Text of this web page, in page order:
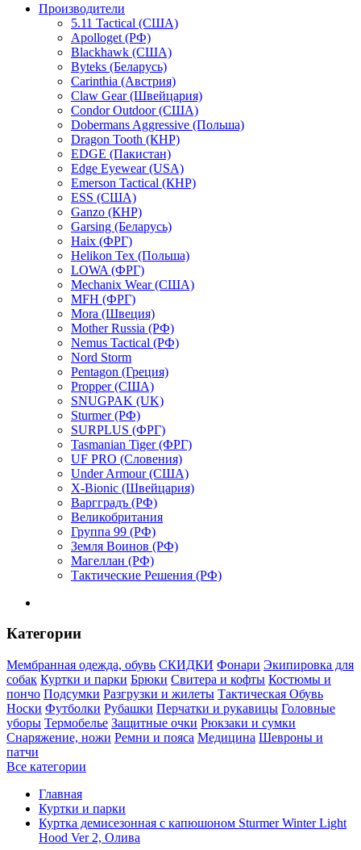
Производители
5.11 Tactical (США)
Apolloget (РФ)
Blackhawk (США)
Byteks (Беларусь)
Carinthia (Австрия)
Claw Gear (Швейцария)
Condor Outdoor (США)
Dobermans Aggressive (Польша)
Dragon Tooth (КНР)
EDGE (Пакистан)
Edge Eyewear (USA)
Emerson Tactical (КНР)
ESS (США)
Ganzo (КНР)
Garsing (Беларусь)
Haix (ФРГ)
Helikon Tex (Польша)
LOWA (ФРГ)
Mechanix Wear (США)
MFH (ФРГ)
Mora (Швеция)
Mother Russia (РФ)
Nemus Tactical (РФ)
Nord Storm
Pentagon (Греция)
Propper (США)
SNUGPAK (UK)
Sturmer (РФ)
SURPLUS (ФРГ)
Tasmanian Tiger (ФРГ)
UF PRO (Словения)
Under Armour (США)
X-Bionic (Швейцария)
Варгградъ (РФ)
Великобритания
Группа 99 (РФ)
Земля Воинов (РФ)
Магеллан (РФ)
Тактические Решения (РФ)
Категории
Мембранная одежда, обувь СКИДКИ Фонари Экипировка для
собак Куртки и парки Брюки Свитера и кофты Костюмы и
пончо Подсумки Разгрузки и жилеты Тактическая Обувь
Носки Футболки Рубашки Перчатки и рукавицы Головные
уборы Термобелье Защитные очки Рюкзаки и сумки
Снаряжение, ножи Ремни и пояса Медицина Шевроны и
патчи
Все категории
Главная
Куртки и парки
Куртка демисезонная с капюшоном Sturmer Winter Light
Hood Ver 2, Олива